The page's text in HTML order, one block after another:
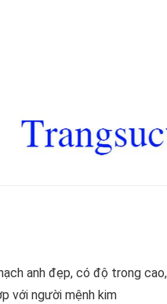
anh đẹp, có độ trong
với người mệnh kim